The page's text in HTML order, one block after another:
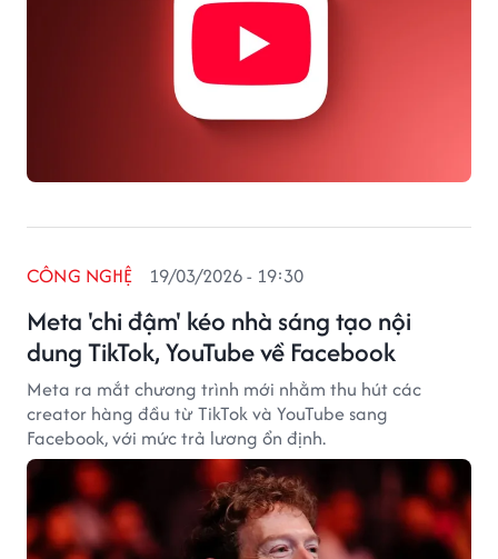
Meta 'chi đậm' kéo nhà sáng tạo nội
dung TikTok, YouTube về Facebook
CÔNG NGHỆ 19/03/2026 - 19:30
Meta ra mắt chương trình mới nhằm thu hút các
creator hàng đầu từ TikTok và YouTube sang
Facebook, với mức trả lương ổn định.